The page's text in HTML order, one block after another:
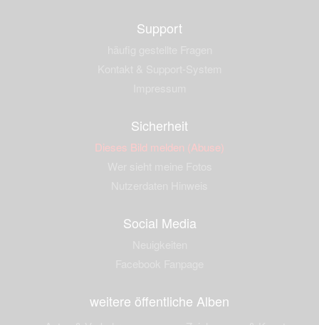
Support
Sicherheit
Dieses Bild melden (Abuse)
Social Media
weitere öffentliche Alben